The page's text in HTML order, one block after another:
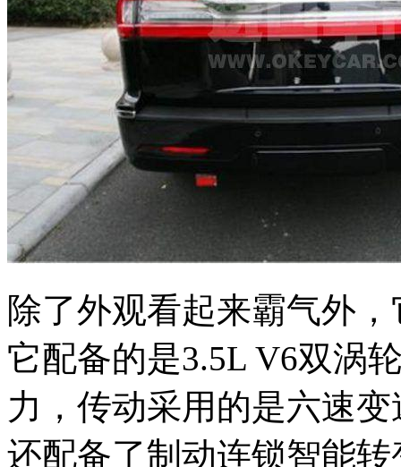
除了外观看起来霸气外
它配备的是3.5L V6双涡
力，传动采用的是六速
还配备了制动连锁智能